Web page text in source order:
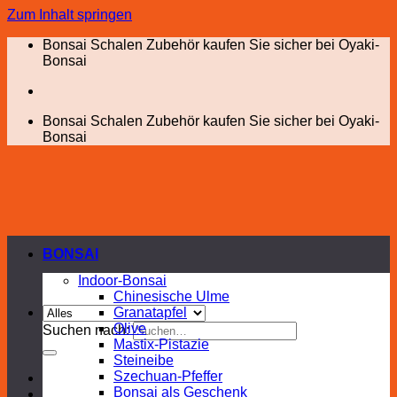
Zum Inhalt springen
Bonsai Schalen Zubehör kaufen Sie sicher bei Oyaki-
Bonsai
Bonsai Schalen Zubehör kaufen Sie sicher bei Oyaki-
Bonsai
Suchen nach:
BONSAI
Indoor-Bonsai
Chinesische Ulme
Granatapfel
Olive
Mastix-Pistazie
Steineibe
Szechuan-Pfeffer
Bonsai als Geschenk